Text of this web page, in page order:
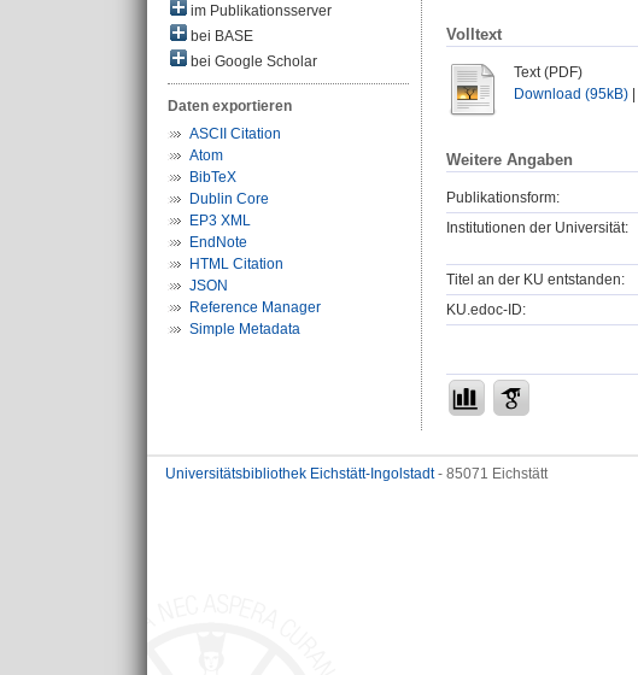
im Publikationsserver
bei BASE
bei Google Scholar
Daten exportieren
ASCII Citation
Atom
BibTeX
Dublin Core
EP3 XML
EndNote
HTML Citation
JSON
Reference Manager
Simple Metadata
Volltext
Text (PDF)
Download (95kB)
Weitere Angaben
Publikationsform:
Institutionen der Universität:
Titel an der KU entstanden:
KU.edoc-ID:
Universitätsbibliothek Eichstätt-Ingolstadt- 85071 Eichstätt